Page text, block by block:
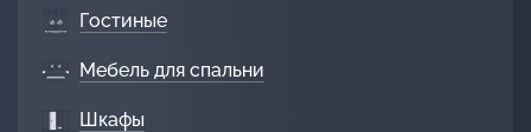
Гостиные
Мебель для спальни
Шкафы